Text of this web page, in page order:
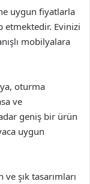
uygun fiyatlarla
etmektedir. Evinizi
mobilyalara
oturma
ve
geniş bir ürün
uygun
şık tasarımları